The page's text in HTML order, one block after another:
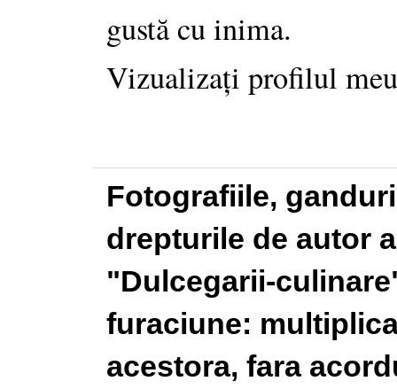
gustă cu inima.
Vizualizați profilul
Fotografiile,
drepturile de autor
"Dulcegarii-
furaciune:
acestora, fara